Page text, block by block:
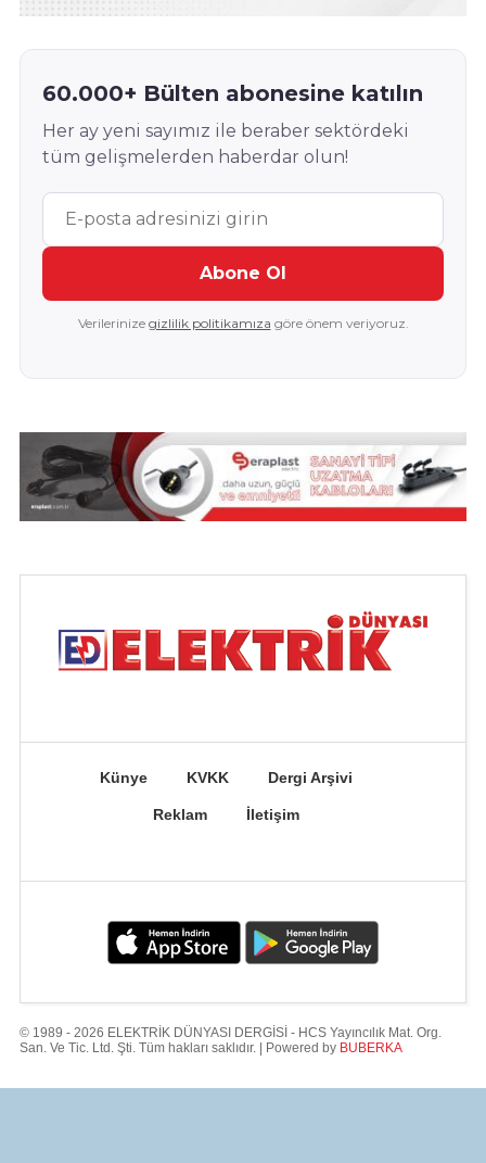
60.000+ Bülten abonesine katılın
Her ay yeni sayımız ile beraber sektördeki
tüm gelişmelerden haberdar olun!
Abone Ol
Verilerinize gizlilik politikamıza göre önem veriyoruz.
Künye KVKK Dergi Arşivi
Reklam İletişim
© 1989 - 2026 ELEKTRİK DÜNYASI DERGİSİ - HCS Yayıncılık Mat. Org.
San. Ve Tic. Ltd. Şti. Tüm hakları saklıdır. | Powered by BUBERKA